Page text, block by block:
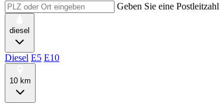
Geben Sie eine
diesel
Diesel E5 E10
10 km